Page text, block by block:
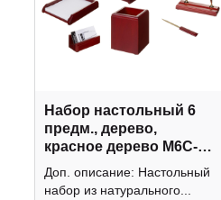
Набор настольный 6
предм., дерево,
красное дерево M6C-
25A
Доп. описание: Настольный
набор из натурального...